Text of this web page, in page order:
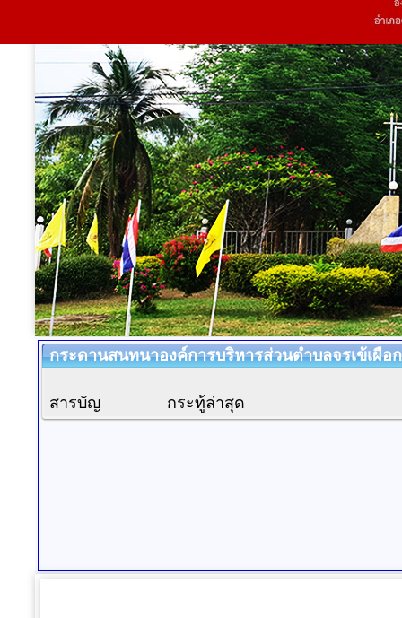
กระดานสนทนาองค์การบริหารส่วนตำบลจรเข้เผือ
สารบัญ กระทู้ล่าสุด